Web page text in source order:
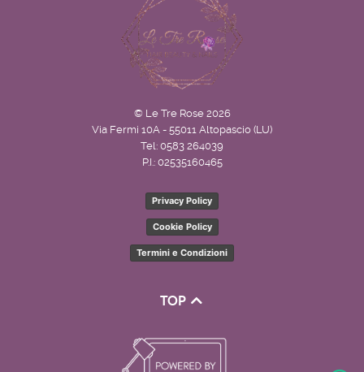
© Le Tre Rose 2026
Via Fermi 10A - 55011 Altopascio (LU)
Tel: 0583 264039
P.I.: 02535160465
Privacy Policy
Cookie Policy
Termini e Condizioni
TOP